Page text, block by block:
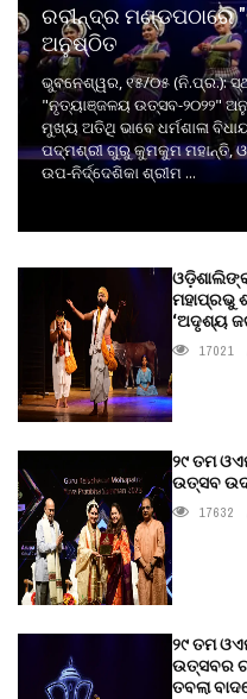
ରବୀନ୍ଦ୍ର ମଣ୍ଡପଠାରେ
ଅନୁଷ୍ଠିତ
ଭୁବନେଶ୍ୱର, ୧୫/୦୫ (ନି.ପ୍ର.):
"ନୃତ୍ୟାଞ୍ଜଳୟ ଉତ୍ସବ-୨୦୨୨"
ମୁଖ୍ୟ ଅତିଥି ଭାବେ ଧର୍ମଶାଳା
ପଦ୍ମଶ୍ରୀ ଗୁରୁ କୁମକୁମ ମହାନ୍ତି,
ଉପ-ନିର୍ଦ୍ଦେଶିକା ଶ୍ରୀମ ...
ମହାପ୍ରଭୁ
‘ଅଦୃଶ୍ୟ
17021
୨୯ ତମ
ଉତ୍ସବ
17632
୨୯ ତମ
ଉତ୍ସବର
ତବଲା